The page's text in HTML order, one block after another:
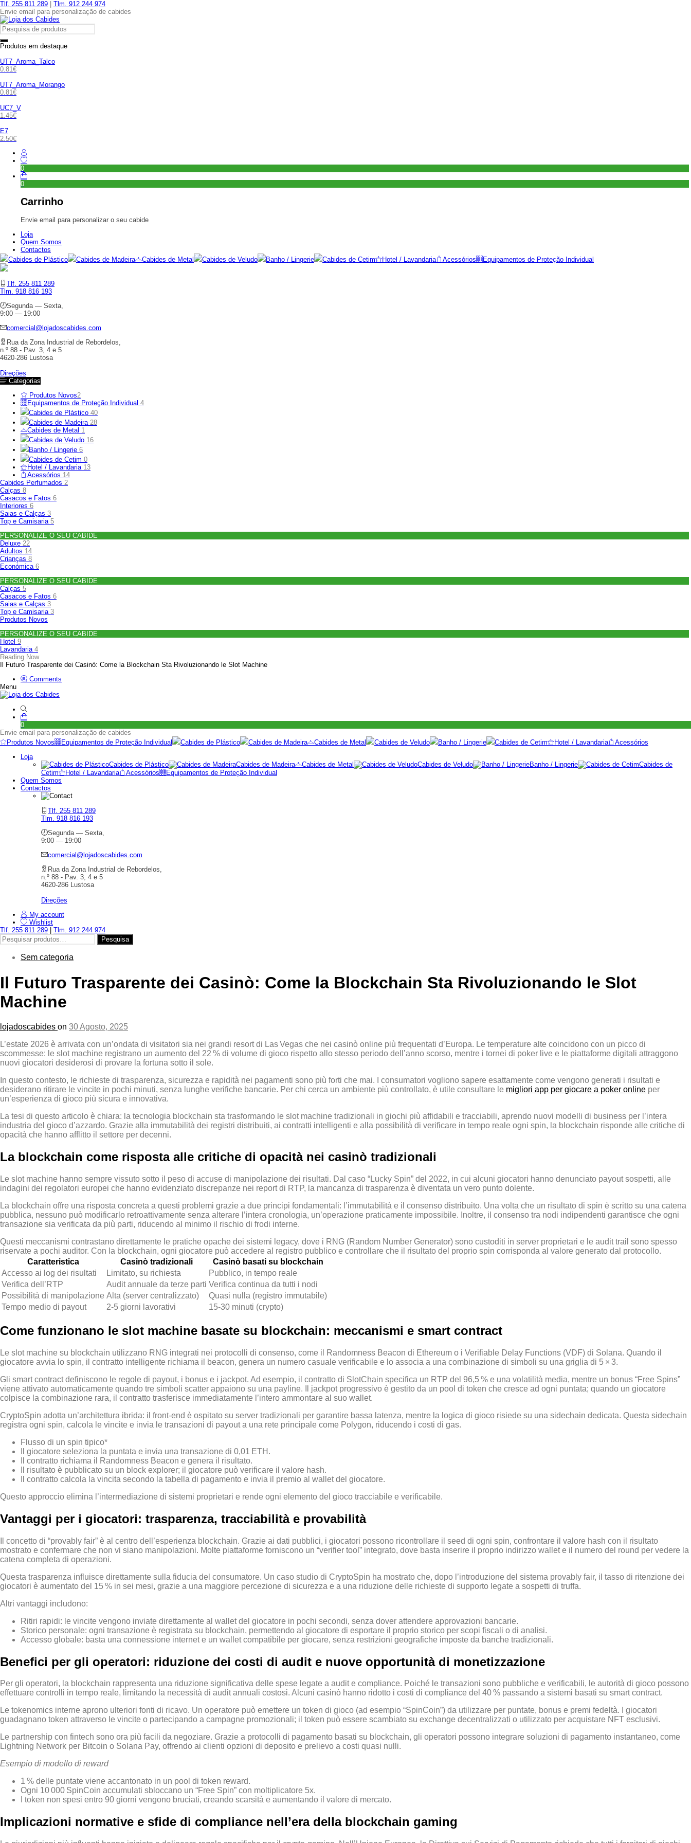
Tlf. 255 811 289
Tlm. 912 244 974
Envie email para personalização de cabides
Produtos em destaque
UT7_Aroma_Talco
0.81€
UT7_Aroma_Morango
0.81€
UC7_V
1.45€
E7
2.50€
0
0
Carrinho
Envie email para personalizar o seu cabide
Loja
Quem Somos
Contactos
Cabides de Plástico
Cabides de Madeira Cabides de Metal Cabides de Veludo Banho / Lingerie Cabides de Cetim Hotel / Lavandaria Acessórios Equipamentos de Proteção Individual
Tlf. 255 811 289
Tlm. 918 816 193
Segunda — Sexta,
9:00 — 19:00
comercial@lojadoscabides.com
Rua da Zona Industrial de Rebordelos,
n.º 88 - Pav. 3, 4 e 5
4620-286 Lustosa
Direções
Categorias
Produtos Novos2
Equipamentos de Proteção Individual 4
Cabides de Plástico 40
Cabides de Madeira 28
Cabides de Metal 1
Cabides de Veludo 16
Banho / Lingerie 6
Cabides de Cetim 0
Hotel / Lavandaria 13
Acessórios 14
Cabides Perfumados 2
Calças 8
Casacos e Fatos 6
Interiores 6
Saias e Calças 3
Top e Camisaria 5
PERSONALIZE O SEU CABIDE
Deluxe 22
Adultos 14
Crianças 8
Económica 6
PERSONALIZE O SEU CABIDE
Calças 5
Casacos e Fatos 6
Saias e Calças 3
Top e Camisaria 3
Produtos Novos
PERSONALIZE O SEU CABIDE
Hotel 9
Lavandaria 4
Reading Now
Il Futuro Trasparente dei Casinò: Come la Blockchain Sta Rivoluzionando le Slot Machine
Comments
Menu
0
Envie email para personalização de cabides
Produtos Novos
Equipamentos de Proteção Individual Cabides de Plástico Cabides de Madeira Cabides de Metal Cabides de Veludo Banho / Lingerie Cabides de Cetim Hotel / Lavandaria
Acessórios
Loja
Cabides de Plástico
Cabides de Madeira Cabides de Metal Cabides de Veludo Banho / Lingerie
Cabides de
Cetim
Hotel / Lavandaria Acessórios
Equipamentos de Proteção Individual
Quem Somos
Contactos
Tlf. 255 811 289
Tlm. 918 816 193
Segunda — Sexta,
9:00 — 19:00
comercial@lojadoscabides.com
Rua da Zona Industrial de Rebordelos,
n.º 88 - Pav. 3, 4 e 5
4620-286 Lustosa
Direções
My account
Wishlist
Tlf. 255 811 289
Tlm. 912 244 974
Pesquisar
por:
Pesquisa
Sem categoria
Il Futuro Trasparente dei Casinò: Come la Blockchain Sta Rivoluzionando le Slot
Machine
lojadoscabides on 30 Agosto, 2025
L’estate 2026 è arrivata con un’ondata di visitatori sia nei grandi resort di Las Vegas che nei casinò online più frequentati d’Europa. Le temperature alte coincidono con un picco di
scommesse: le slot machine registrano un aumento del 22 % di volume di gioco rispetto allo stesso periodo dell’anno scorso, mentre i tornei di poker live e le piattaforme digitali attraggono
nuovi giocatori desiderosi di provare la fortuna sotto il sole.
In questo contesto, le richieste di trasparenza, sicurezza e rapidità nei pagamenti sono più forti che mai. I consumatori vogliono sapere esattamente come vengono generati i risultati e
desiderano ritirare le vincite in pochi minuti, senza lunghe verifiche bancarie. Per chi cerca un ambiente più controllato, è utile consultare le migliori app per giocare a poker online per
un’esperienza di gioco più sicura e innovativa.
La tesi di questo articolo è chiara: la tecnologia blockchain sta trasformando le slot machine tradizionali in giochi più affidabili e tracciabili, aprendo nuovi modelli di business per l’intera
industria del gioco d’azzardo. Grazie alla immutabilità dei registri distribuiti, ai contratti intelligenti e alla possibilità di verificare in tempo reale ogni spin, la blockchain risponde alle critiche di
opacità che hanno afflitto il settore per decenni.
La blockchain come risposta alle critiche di opacità nei casinò tradizionali
Le slot machine hanno sempre vissuto sotto il peso di accuse di manipolazione dei risultati. Dal caso “Lucky Spin” del 2022, in cui alcuni giocatori hanno denunciato payout sospetti, alle
indagini dei regolatori europei che hanno evidenziato discrepanze nei report di RTP, la mancanza di trasparenza è diventata un vero punto dolente.
La blockchain offre una risposta concreta a questi problemi grazie a due principi fondamentali: l’immutabilità e il consenso distribuito. Una volta che un risultato di spin è scritto su una catena
pubblica, nessuno può modificarlo retroattivamente senza alterare l’intera cronologia, un’operazione praticamente impossibile. Inoltre, il consenso tra nodi indipendenti garantisce che ogni
transazione sia verificata da più parti, riducendo al minimo il rischio di frodi interne.
Questi meccanismi contrastano direttamente le pratiche opache dei sistemi legacy, dove i RNG (Random Number Generator) sono custoditi in server proprietari e le audit trail sono spesso
riservate a pochi auditor. Con la blockchain, ogni giocatore può accedere al registro pubblico e controllare che il risultato del proprio spin corrisponda al valore generato dal protocollo.
Caratteristica
Casinò tradizionali
Casinò basati su blockchain
Accesso ai log dei risultati
Limitato, su richiesta
Pubblico, in tempo reale
Verifica dell’RTP
Audit annuale da terze parti Verifica continua da tutti i nodi
Possibilità di manipolazione Alta (server centralizzato)
Quasi nulla (registro immutabile)
Tempo medio di payout
2‑5 giorni lavorativi 15‑30 minuti (crypto)
Come funzionano le slot machine basate su blockchain: meccanismi e smart contract
Le slot machine su blockchain utilizzano RNG integrati nei protocolli di consenso, come il Randomness Beacon di Ethereum o i Verifiable Delay Functions (VDF) di Solana. Quando il
giocatore avvia lo spin, il contratto intelligente richiama il beacon, genera un numero casuale verificabile e lo associa a una combinazione di simboli su una griglia di 5 × 3.
Gli smart contract definiscono le regole di payout, i bonus e i jackpot. Ad esempio, il contratto di SlotChain specifica un RTP del 96,5 % e una volatilità media, mentre un bonus “Free Spins”
viene attivato automaticamente quando tre simboli scatter appaiono su una payline. Il jackpot progressivo è gestito da un pool di token che cresce ad ogni puntata; quando un giocatore
colpisce la combinazione rara, il contratto trasferisce immediatamente l’intero ammontare al suo wallet.
CryptoSpin adotta un’architettura ibrida: il front‑end è ospitato su server tradizionali per garantire bassa latenza, mentre la logica di gioco risiede su una sidechain dedicata. Questa sidechain
registra ogni spin, calcola le vincite e invia le transazioni di payout a una rete principale come Polygon, riducendo i costi di gas.
Flusso di un spin tipico*
Il giocatore seleziona la puntata e invia una transazione di 0,01 ETH.
Il contratto richiama il Randomness Beacon e genera il risultato.
Il risultato è pubblicato su un block explorer; il giocatore può verificare il valore hash.
Il contratto calcola la vincita secondo la tabella di pagamento e invia il premio al wallet del giocatore.
Questo approccio elimina l’intermediazione di sistemi proprietari e rende ogni elemento del gioco tracciabile e verificabile.
Vantaggi per i giocatori: trasparenza, tracciabilità e provabilità
Il concetto di “provably fair” è al centro dell’esperienza blockchain. Grazie ai dati pubblici, i giocatori possono ricontrollare il seed di ogni spin, confrontare il valore hash con il risultato
mostrato e confermare che non vi siano manipolazioni. Molte piattaforme forniscono un “verifier tool” integrato, dove basta inserire il proprio indirizzo wallet e il numero del round per vedere la
catena completa di operazioni.
Questa trasparenza influisce direttamente sulla fiducia del consumatore. Un caso studio di CryptoSpin ha mostrato che, dopo l’introduzione del sistema provably fair, il tasso di ritenzione dei
giocatori è aumentato del 15 % in sei mesi, grazie a una maggiore percezione di sicurezza e a una riduzione delle richieste di supporto legate a sospetti di truffa.
Altri vantaggi includono:
Ritiri rapidi: le vincite vengono inviate direttamente al wallet del giocatore in pochi secondi, senza dover attendere approvazioni bancarie.
Storico personale: ogni transazione è registrata su blockchain, permettendo al giocatore di esportare il proprio storico per scopi fiscali o di analisi.
Accesso globale: basta una connessione internet e un wallet compatibile per giocare, senza restrizioni geografiche imposte da banche tradizionali.
Benefici per gli operatori: riduzione dei costi di audit e nuove opportunità di monetizzazione
Per gli operatori, la blockchain rappresenta una riduzione significativa delle spese legate a audit e compliance. Poiché le transazioni sono pubbliche e verificabili, le autorità di gioco possono
effettuare controlli in tempo reale, limitando la necessità di audit annuali costosi. Alcuni casinò hanno ridotto i costi di compliance del 40 % passando a sistemi basati su smart contract.
Le tokenomics interne aprono ulteriori fonti di ricavo. Un operatore può emettere un token di gioco (ad esempio “SpinCoin”) da utilizzare per puntate, bonus e premi fedeltà. I giocatori
guadagnano token attraverso le vincite o partecipando a campagne promozionali; il token può essere scambiato su exchange decentralizzati o utilizzato per acquistare NFT esclusivi.
Le partnership con fintech sono ora più facili da negoziare. Grazie a protocolli di pagamento basati su blockchain, gli operatori possono integrare soluzioni di pagamento instantaneo, come
Lightning Network per Bitcoin o Solana Pay, offrendo ai clienti opzioni di deposito e prelievo a costi quasi nulli.
Esempio di modello di reward
1 % delle puntate viene accantonato in un pool di token reward.
Ogni 10 000 SpinCoin accumulati sbloccano un “Free Spin” con moltiplicatore 5x.
I token non spesi entro 90 giorni vengono bruciati, creando scarsità e aumentando il valore di mercato.
Implicazioni normative e sfide di compliance nell’era della blockchain gaming